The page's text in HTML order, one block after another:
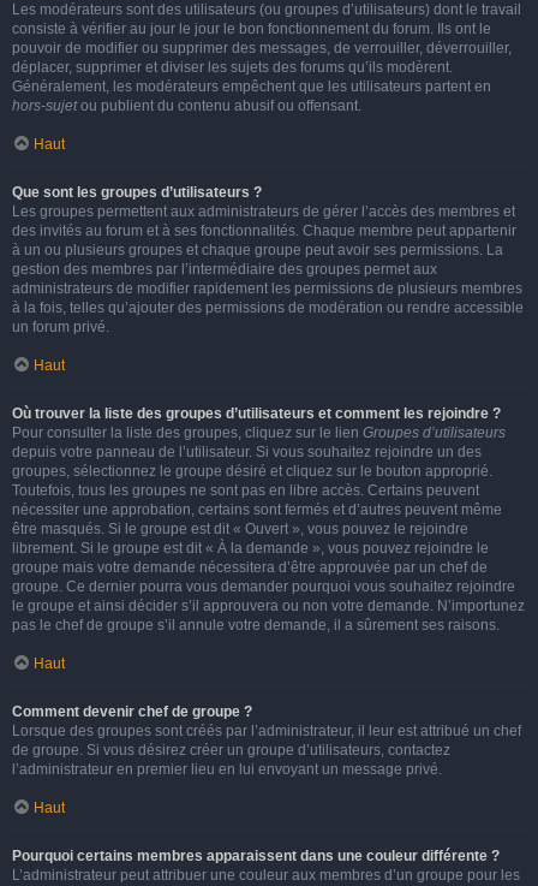
Les modérateurs sont des utilisateurs (ou groupes d’utilisateurs) dont le travail
consiste à vérifier au jour le jour le bon fonctionnement du forum. Ils ont le
pouvoir de modifier ou supprimer des messages, de verrouiller, déverrouiller,
déplacer, supprimer et diviser les sujets des forums qu’ils modèrent.
Généralement, les modérateurs empêchent que les utilisateurs partent en
hors-sujetou publient du contenu abusif ou offensant.
Haut
Que sont les groupes d’utilisateurs ?
Les groupes permettent aux administrateurs de gérer l’accès des membres et
des invités au forum et à ses fonctionnalités. Chaque membre peut appartenir
à un ou plusieurs groupes et chaque groupe peut avoir ses permissions. La
gestion des membres par l’intermédiaire des groupes permet aux
administrateurs de modifier rapidement les permissions de plusieurs membres
à la fois, telles qu’ajouter des permissions de modération ou rendre accessible
un forum privé.
Haut
Où trouver la liste des groupes d’utilisateurs et comment les rejoindre ?
Pour consulter la liste des groupes, cliquez sur le lien Groupes d’utilisateurs
depuis votre panneau de l’utilisateur. Si vous souhaitez rejoindre un des
groupes, sélectionnez le groupe désiré et cliquez sur le bouton approprié.
Toutefois, tous les groupes ne sont pas en libre accès. Certains peuvent
nécessiter une approbation, certains sont fermés et d’autres peuvent même
être masqués. Si le groupe est dit « Ouvert », vous pouvez le rejoindre
librement. Si le groupe est dit « À la demande », vous pouvez rejoindre le
groupe mais votre demande nécessitera d’être approuvée par un chef de
groupe. Ce dernier pourra vous demander pourquoi vous souhaitez rejoindre
le groupe et ainsi décider s’il approuvera ou non votre demande. N’importunez
pas le chef de groupe s’il annule votre demande, il a sûrement ses raisons.
Haut
Comment devenir chef de groupe ?
Lorsque des groupes sont créés par l’administrateur, il leur est attribué un chef
de groupe. Si vous désirez créer un groupe d’utilisateurs, contactez
l’administrateur en premier lieu en lui envoyant un message privé.
Haut
Pourquoi certains membres apparaissent dans une couleur différente ?
L’administrateur peut attribuer une couleur aux membres d’un groupe pour les